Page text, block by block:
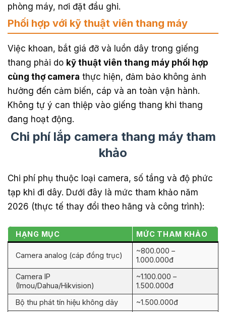
phòng máy, nơi đặt đầu ghi.
Phối hợp với kỹ thuật viên thang máy
Việc khoan, bắt giá đỡ và luồn dây trong giếng
thang phải do kỹ thuật viên thang máy phối hợp
cùng thợ camera thực hiện, đảm bảo không ảnh
hưởng đến cảm biến, cáp và an toàn vận hành.
Không tự ý can thiệp vào giếng thang khi thang
đang hoạt động.
Chi phí lắp camera thang máy tham
khảo
Chi phí phụ thuộc loại camera, số tầng và độ phức
tạp khi đi dây. Dưới đây là mức tham khảo năm
2026 (thực tế thay đổi theo hãng và công trình):
HẠNG MỤC MỨC THAM KHẢO
Camera analog (cáp đồng trục)
~800.000 –
1.000.000đ
Camera IP
(Imou/Dahua/Hikvision)
~1.100.000 –
1.500.000đ
Bộ thu phát tín hiệu không dây
~1.500.000đ